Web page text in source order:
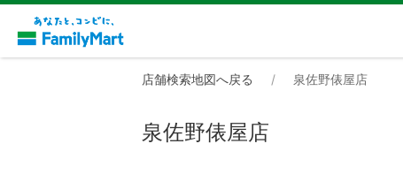
店舗検索地図へ戻る 泉佐野俵屋店
泉佐野俵屋店